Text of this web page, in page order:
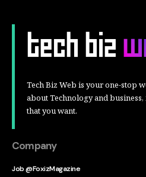
Tech Biz Web is your one-stop
about Technology and
that you want.
Company
Job @FoxizMagazine